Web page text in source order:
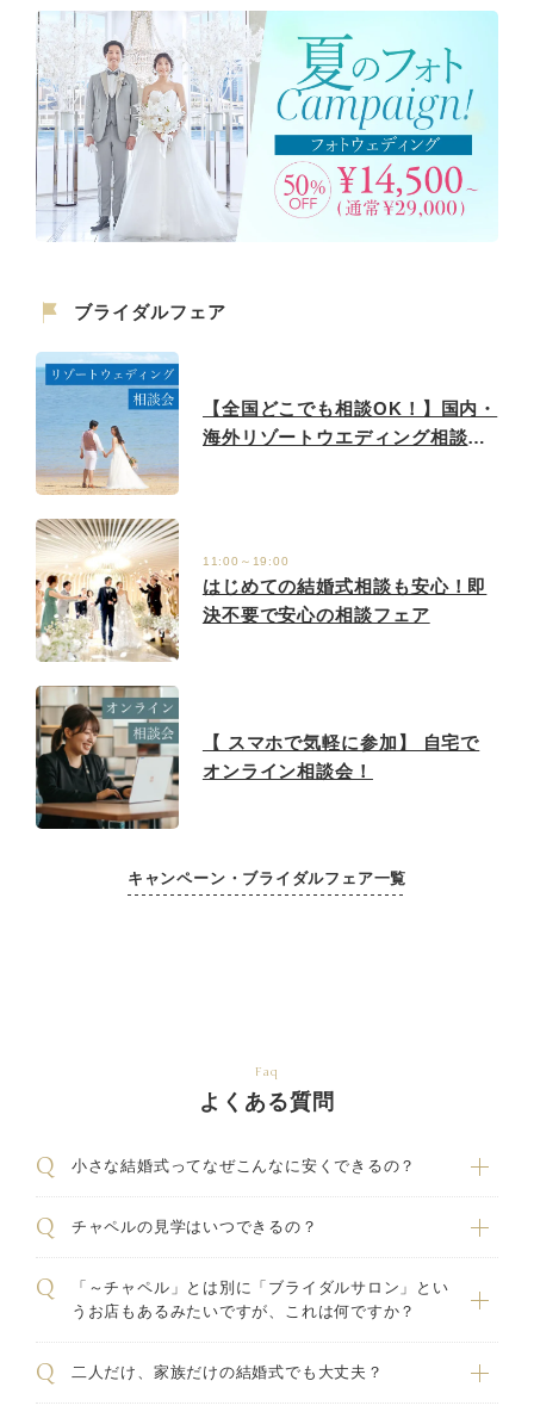
ブライダルフェア
【全国どこでも相談OK！】国内・
海外リゾートウエディング相談フ
11:00～19:00
はじめての結婚式相談も安心！即
決不要で安心の相談フェア
【 スマホで気軽に参加】 自宅で
オンライン相談会！
キャンペーン・ブライダルフェア一覧
Faq
よくある質問
小さな結婚式ってなぜこんなに安くできるの？
チャペルの見学はいつできるの？
「～チャペル」とは別に「ブライダルサロン」とい
うお店もあるみたいですが、これは何ですか？
二人だけ、家族だけの結婚式でも大丈夫？